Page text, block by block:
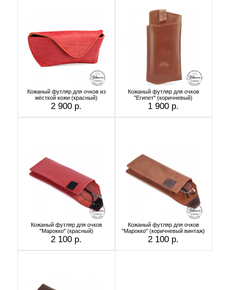
Кожаный футляр для очков из
жёсткой кожи (красный)
2 900 р.
Кожаный футляр для очков
"Египет" (коричневый)
1 900 р.
Кожаный футляр для очков
"Марокко" (красный)
2 100 р.
Кожаный футляр для очков
"Марокко" (коричневый винтаж)
2 100 р.